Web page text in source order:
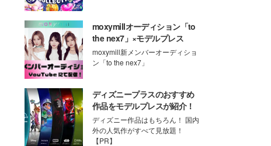
moxymillオーディション「to
the nex7」×モデルプレス
moxymill新メンバーオーディショ
ン「to the nex7」
ディズニープラスのおすすめ
作品をモデルプレスが紹介！
ディズニー作品はもちろん！ 国内
外の人気作がすべて見放題！
【PR】